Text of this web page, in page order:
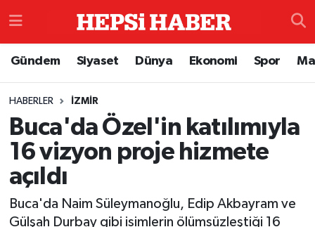
Gündem Siyaset Dünya Ekonomi Spor
HABERLER İZMIR
Buca'da Özel'in katılımıyla
16 vizyon proje hizmete
açıldı
Buca'da Naim Süleymanoğlu, Edip Akbayram ve
Gülşah Durbay gibi isimlerin ölümsüzleştiği 16
Çevre
Dünya
Eğitim
İzmir Namaz Vakitleri
İstanbul Trafik Yoğunluk Haritası
Süper Lig Puan Durumu ve Fikstür